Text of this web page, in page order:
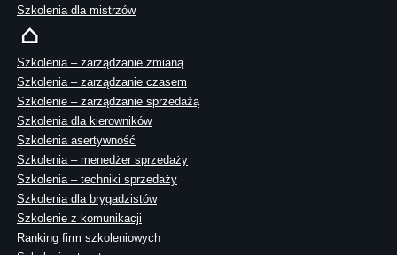
Szkolenia dla mistrzów
Szkolenia – zarządzanie zmianą
Szkolenia – zarządzanie czasem
Szkolenie – zarządzanie sprzedażą
Szkolenia dla kierowników
Szkolenia asertywność
Szkolenia – menedżer sprzedaży
Szkolenia – techniki sprzedaży
Szkolenia dla brygadzistów
Szkolenie z komunikacji
Ranking firm szkoleniowych